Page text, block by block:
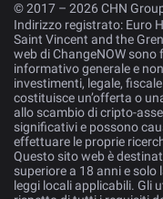
© 2017 – 2026 CHN
Indirizzo registrato: Euro
Saint Vincent and the
web di ChangeNOW
informativo generale e
investimenti, legale,
costituisce un’offerta o
allo scambio di cripto-
significativi e possono
effettuare le proprie
Questo sito web è
superiore a 18 anni e
leggi locali applicabili. Gli